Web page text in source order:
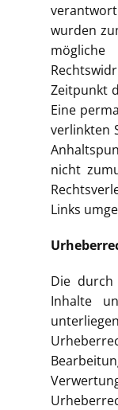
wurden
Zeitpunkt
Eine
verlinkten
nicht
Links
Die
Inhalte